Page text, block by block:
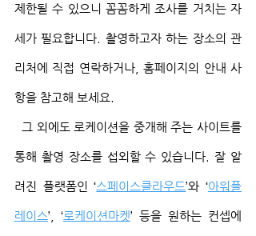
제한될 수 있으니 꼼꼼하게 조사를 거치는 자
세가 필요합니다. 촬영하고자 하는 장소의 관
리처에 직접 연락하거나, 홈페이지의 안내 사
항을 참고해 보세요.
  그 외에도 로케이션을 중개해 주는 사이트를
통해 촬영 장소를 섭외할 수 있습니다. 잘 알
려진 플랫폼인 ‘스페이스클라우드’와 ‘아워플
레이스’, ‘로케이션마켓’ 등을 원하는 컨셉에